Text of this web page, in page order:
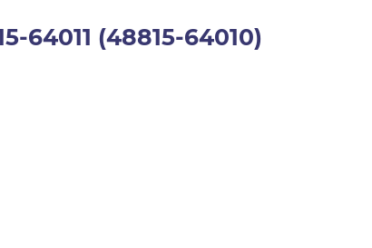
64011 (48815-64010)